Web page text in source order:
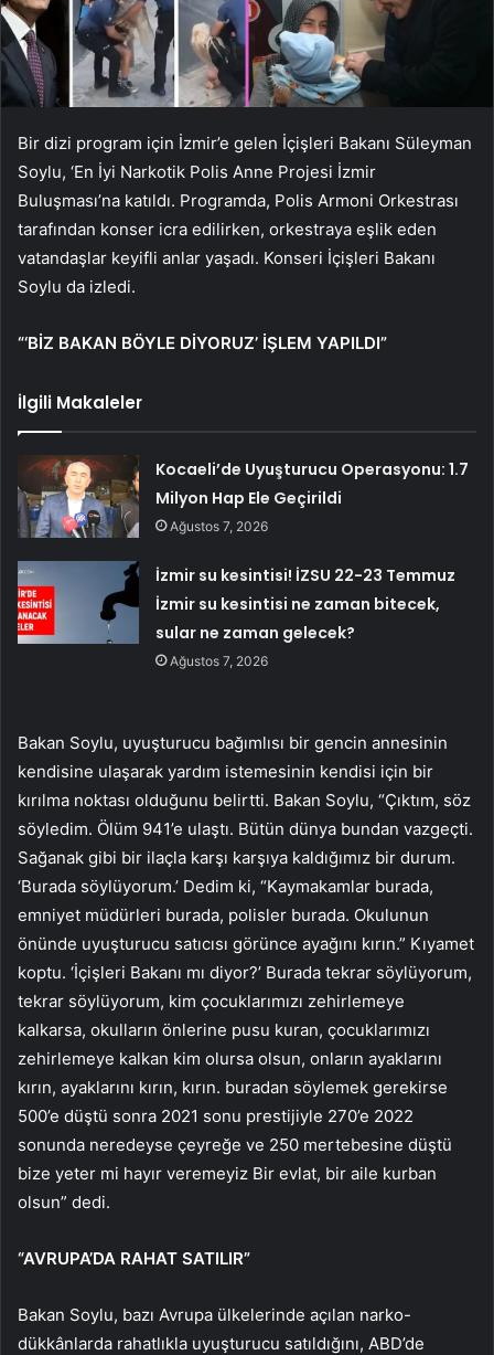
Bir dizi program için İzmir’e gelen İçişleri Bakanı Süleyman
Soylu, ‘En İyi Narkotik Polis Anne Projesi İzmir
Buluşması’na katıldı. Programda, Polis Armoni Orkestrası
tarafından konser icra edilirken, orkestraya eşlik eden
vatandaşlar keyifli anlar yaşadı. Konseri İçişleri Bakanı
Soylu da izledi.
“‘BİZ BAKAN BÖYLE DİYORUZ’ İŞLEM YAPILDI”
İlgili Makaleler
Kocaeli’de Uyuşturucu Operasyonu: 1.7
Milyon Hap Ele Geçirildi
Ağustos 7, 2026
İzmir su kesintisi! İZSU 22-23 Temmuz
İzmir su kesintisi ne zaman bitecek,
sular ne zaman gelecek?
Ağustos 7, 2026
Bakan Soylu, uyuşturucu bağımlısı bir gencin annesinin
kendisine ulaşarak yardım istemesinin kendisi için bir
kırılma noktası olduğunu belirtti. Bakan Soylu, “Çıktım, söz
söyledim. Ölüm 941’e ulaştı. Bütün dünya bundan vazgeçti.
Sağanak gibi bir ilaçla karşı karşıya kaldığımız bir durum.
‘Burada söylüyorum.’ Dedim ki, “Kaymakamlar burada,
emniyet müdürleri burada, polisler burada. Okulunun
önünde uyuşturucu satıcısı görünce ayağını kırın.” Kıyamet
koptu. ‘İçişleri Bakanı mı diyor?’ Burada tekrar söylüyorum,
tekrar söylüyorum, kim çocuklarımızı zehirlemeye
kalkarsa, okulların önlerine pusu kuran, çocuklarımızı
zehirlemeye kalkan kim olursa olsun, onların ayaklarını
kırın, ayaklarını kırın, kırın. buradan söylemek gerekirse
500’e düştü sonra 2021 sonu prestijiyle 270’e 2022
sonunda neredeyse çeyreğe ve 250 mertebesine düştü
bize yeter mi hayır veremeyiz Bir evlat, bir aile kurban
olsun” dedi.
“AVRUPA’DA RAHAT SATILIR”
Bakan Soylu, bazı Avrupa ülkelerinde açılan narko-
dükkânlarda rahatlıkla uyuşturucu satıldığını, ABD’de